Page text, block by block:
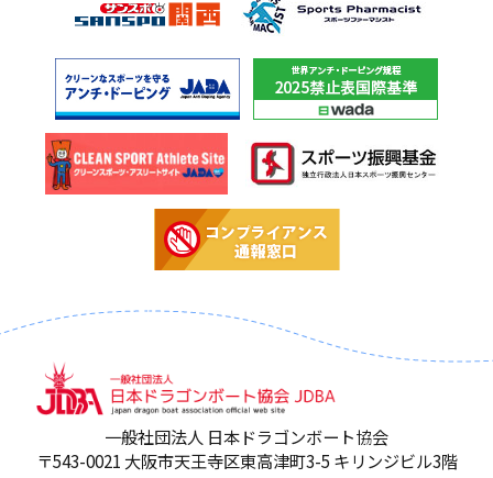
一般社団法人 日本ドラゴンボート協会
〒543-0021 大阪市天王寺区東高津町3-5 キリンジビル3階